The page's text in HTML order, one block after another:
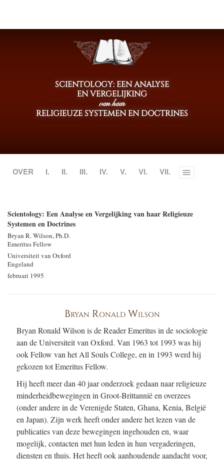
SCIENTOLOGY: EEN ANALYSE
EN VERGELIJKING
van haar
RELIGIEUZE SYSTEMEN EN DOCTRINES
OVER I. II. III. IV. V. VI. VII. Toggle
Scientology: Een Analyse en Vergelijking van haar Religieuze
Systemen en Doctrines
Bryan R. Wilson, Ph.D.
Emeritus Fellow
Universiteit van Oxford
Engeland
februari 1995
Bryan Ronald Wilson
Bryan Ronald Wilson is de Reader Emeritus in de sociologie
aan de Universiteit van Oxford. Van 1963 tot 1993 was hij
ook Fellow van het All Souls College, en in 1993 werd hij
gekozen tot Emeritus Fellow.
Hij heeft meer dan 40 jaar onderzoek gedaan naar religieuze
minderheidbewegingen in Groot-Brittannië en overzees
(onder andere in de Verenigde Staten, Ghana, Kenia, België
en Japan). Zijn werk heeft onder andere het lezen van de
publicaties van deze bewegingen ingehouden en, waar
mogelijk, contacten met hun leden in hun vergaderingen,
diensten en thuis. Het heeft ook aanhoudende aandacht voor,